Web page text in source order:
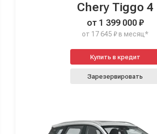
Chery Tiggo 4
от 1 399 000 ₽
от 17 645 ₽ в месяц*
Купить в кредит
Зарезервировать